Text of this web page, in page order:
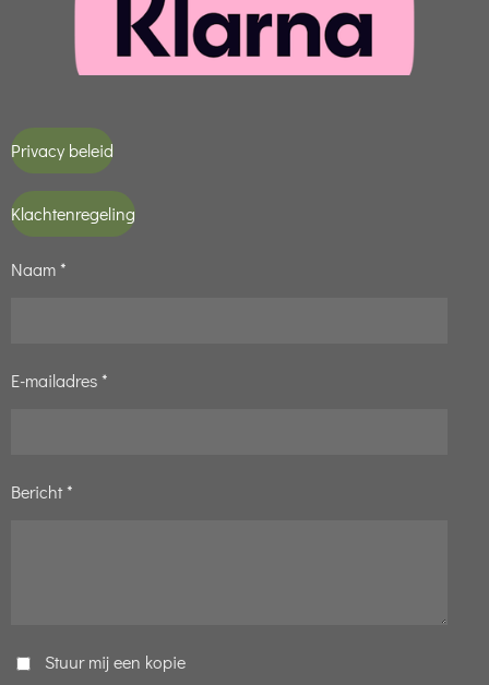
Privacy beleid
Klachtenregeling
Naam *
E-mailadres *
Bericht *
Stuur mij een kopie